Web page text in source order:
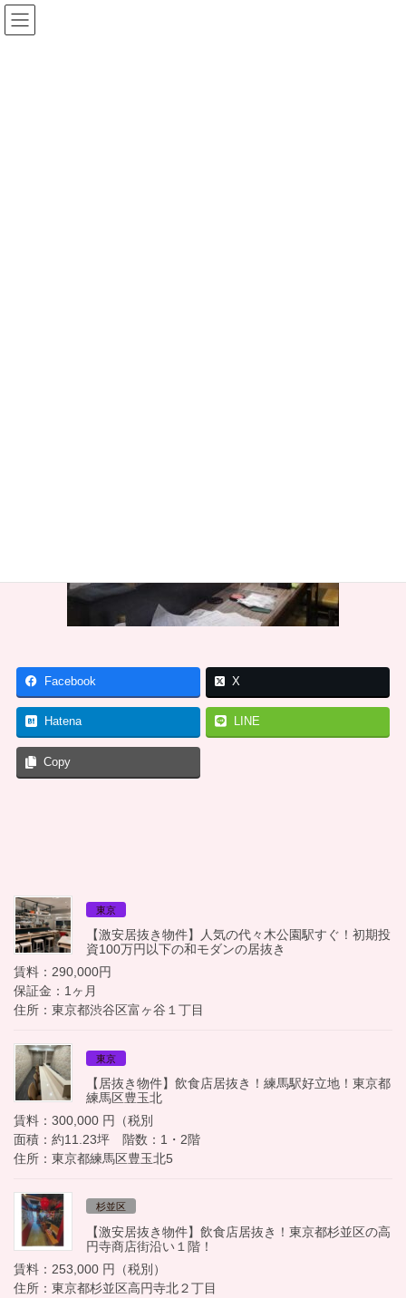
コ
ン
ナ
ビ
Facebook X
Hatena LINE
Copy
東京
【激安居抜き物件】人気の代々木公園駅すぐ！初期投
資100万円以下の和モダンの居抜き
賃料：290,000円
保証金：1ヶ月
住所：東京都渋谷区富ヶ谷１丁目
東京
【居抜き物件】飲食店居抜き！練馬駅好立地！東京都
練馬区豊玉北
賃料：300,000 円（税別
面積：約11.23坪 階数：1・2階
住所：東京都練馬区豊玉北5
杉並区
【激安居抜き物件】飲食店居抜き！東京都杉並区の高
円寺商店街沿い１階！
賃料：253,000 円（税別）
住所：東京都杉並区高円寺北２丁目